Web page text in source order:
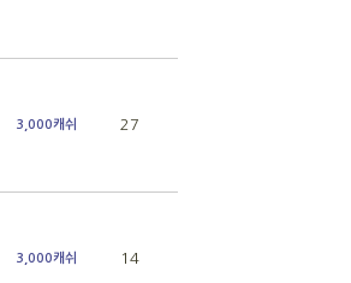
3,000캐쉬 27
3,000캐쉬 14